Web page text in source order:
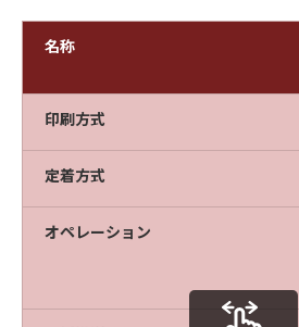
名称
印刷方式
定着方式
オペレーション